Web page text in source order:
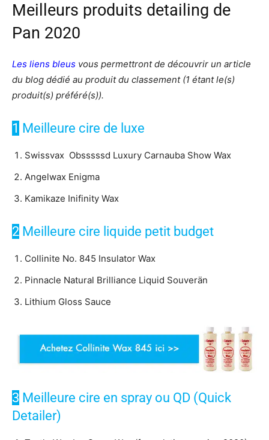
Meilleurs produits detailing de
Pan 2020
Les liens bleus vous permettront de découvrir un article
du blog dédié au produit du classement (1 étant le(s)
produit(s) préféré(s)).
1 Meilleure cire de luxe
Swissvax Obsssssd Luxury Carnauba Show Wax
Angelwax Enigma
Kamikaze Inifinity Wax
2 Meilleure cire liquide petit budget
Collinite No. 845 Insulator Wax
Pinnacle Natural Brilliance Liquid Souverän
Lithium Gloss Sauce
3 Meilleure cire en spray ou QD (Quick
Detailer)